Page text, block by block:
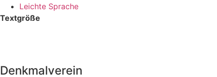
Leichte Sprache
Textgröße
Denkmalverein